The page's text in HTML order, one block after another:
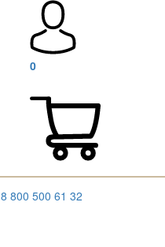
0
8 800 500 61 32